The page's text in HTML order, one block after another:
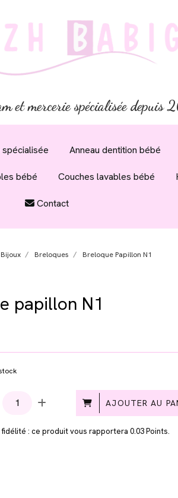
et mercerie spécialisée
Anneau dentition bébé
bébé Couches lavables bébé
Contact
Breloques Breloque Papillon N1
papillon N1
AJOUTER AU
fidélité : ce produit vous rapportera0.03Points.